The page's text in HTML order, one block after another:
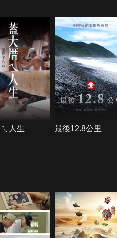
人生 最後12.8公里